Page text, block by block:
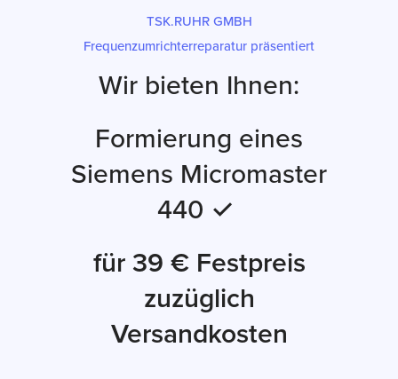
TSK.RUHR GMBH
Frequenzumrichterreparatur präsentiert
Wir bieten Ihnen:
Formierung eines
Siemens Micromaster
440 ✓
für 39 € Festpreis
zuzüglich
Versandkosten